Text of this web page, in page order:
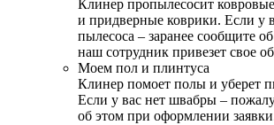
Клинер пропылесосит
и придверные коврики. Если у
пылесоса – заранее сообщите
наш сотрудник привезет свое
Моем пол и плинтуса
Клинер помоет полы и уберет
Если у вас нет швабры –
об этом при оформлении